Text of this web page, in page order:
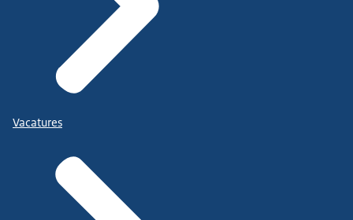
Vacatures